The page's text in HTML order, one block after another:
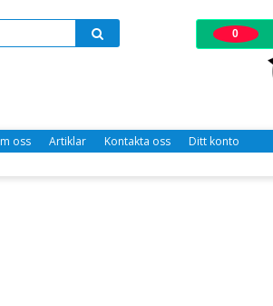
0
oss Artiklar Kontakta oss Ditt konto